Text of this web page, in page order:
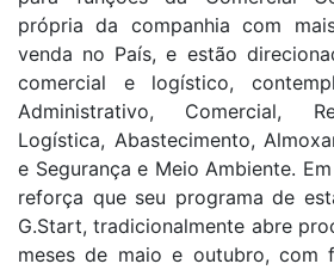
própria da companhia com
venda no País, e estão
comercial e logístico,
Administrativo, Comercial,
Logística, Abastecimento,
e Segurança e Meio Ambiente.
reforça que seu programa de
G.Start, tradicionalmente abre
meses de maio e outubro, com